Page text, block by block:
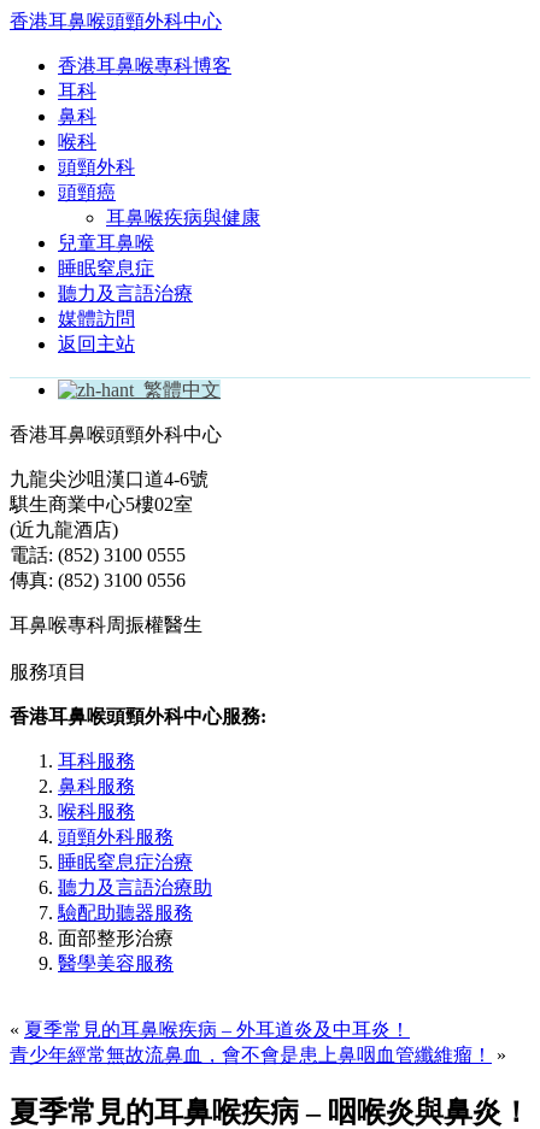
香港耳鼻喉頭頸外科中心
香港耳鼻喉專科博客
耳科
鼻科
喉科
頭頸外科
頭頸癌
耳鼻喉疾病與健康
兒童耳鼻喉
睡眠窒息症
聽力及言語治療
媒體訪問
返回主站
繁體中文
香港耳鼻喉頭頸外科中心
九龍尖沙咀漢口道4-6號
騏生商業中心5樓02室
(近九龍酒店)
電話: (852) 3100 0555
傳真: (852) 3100 0556
耳鼻喉專科周振權醫生
服務項目
香港耳鼻喉頭頸外科中心服務:
耳科服務
鼻科服務
喉科服務
頭頸外科服務
睡眠窒息症治療
聽力及言語治療助
驗配助聽器服務
面部整形治療
醫學美容服務
« 夏季常見的耳鼻喉疾病 – 外耳道炎及中耳炎！
青少年經常無故流鼻血，會不會是患上鼻咽血管纖維瘤！
»
夏季常見的耳鼻喉疾病 – 咽喉炎與鼻炎！